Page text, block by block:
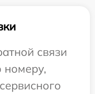
связи
номеру,